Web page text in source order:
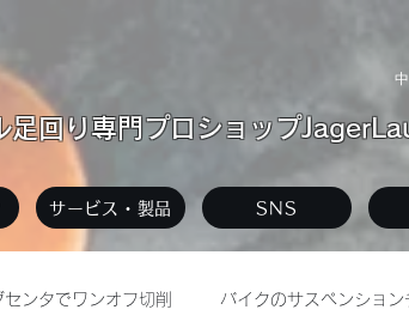
足回り専門プロショップ
サービス・製品 SNS
ンタでワンオフ切削 バイクのサスペンショ